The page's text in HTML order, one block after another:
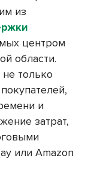
из
центром
области.
только
и
затрат,
или Amazon